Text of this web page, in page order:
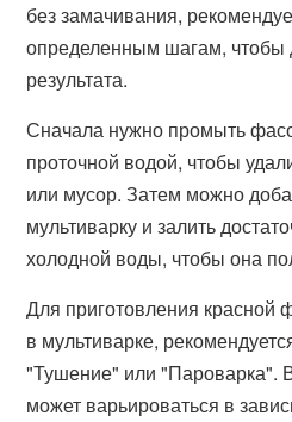
без замачивания,
определенным шагам, чтобы
результата.
Сначала нужно промыть
проточной водой, чтобы
или мусор. Затем можно
мультиварку и залить
холодной воды, чтобы она
Для приготовления красной
в мультиварке,
"Тушение" или "Пароварка".
может варьироваться в